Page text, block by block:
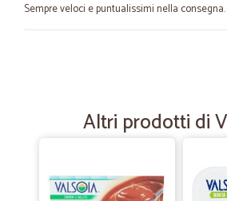
Sempre veloci e puntualissimi nella consegna.
infopoint, che consente di non dover aspettare
—Luigi D.
Altri prodotti di